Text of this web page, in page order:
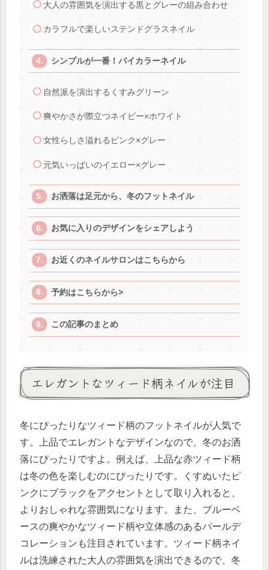
大人の雰囲気を演出する黒とグレーの組み合わせ
カラフルで楽しいステンドグラスネイル
シンプルが一番！バイカラーネイル
自然派を演出するくすみグリーン
爽やかさが際立つネイビー×ホワイト
女性らしさ溢れるピンク×グレー
元気いっぱいのイエロー×グレー
お洒落は足元から、冬のフットネイル
お気に入りのデザインをシェアしよう
お近くのネイルサロンはこちらから
予約はこちらから>
この記事のまとめ
エレガントなツィード柄ネイルが注目
冬にぴったりなツィード柄のフットネイルが人気で
す。上品でエレガントなデザインなので、冬のお洒
落にぴったりですよ。例えば、上品な赤ツィード柄
は冬の色を楽しむのにぴったりです。くすぬいたピ
ンクにブラックをアクセントとして取り入れると、
よりおしゃれな雰囲気になります。また、ブルーベ
ースの爽やかなツィード柄や立体感のあるパールデ
コレーションも注目されています。ツィード柄ネイ
ルは洗練された大人の雰囲気を演出できるので、冬